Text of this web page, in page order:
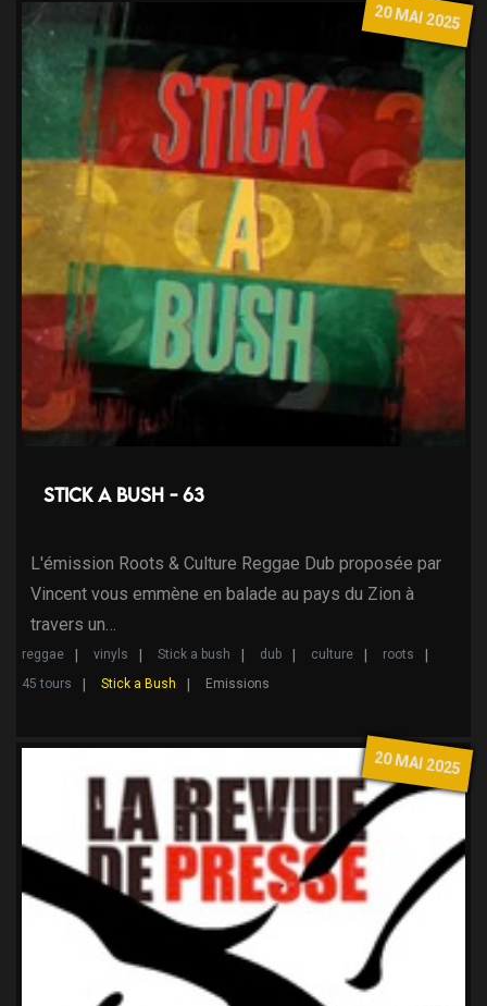
20 MAI 2025
Stick a bush - 63
L'émission Roots & Culture Reggae Dub proposée par
Vincent vous emmène en balade au pays du Zion à
travers un…
reggae vinyls Stick a bush dub culture
roots
45 tours
Stick a Bush Emissions
20 MAI 2025